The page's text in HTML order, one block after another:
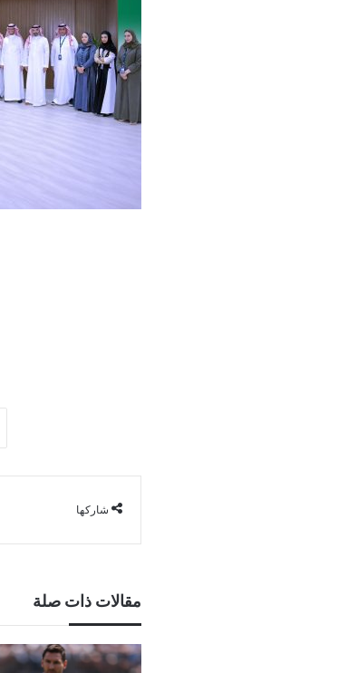
شاركها
مقالات ذات صلة